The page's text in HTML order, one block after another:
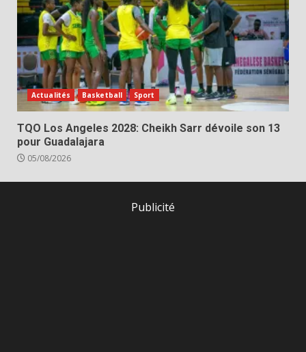
Actualités Basketball Sport
TQO Los Angeles 2028: Cheikh Sarr dévoile son 13
pour Guadalajara
05/08/2026
Publicité